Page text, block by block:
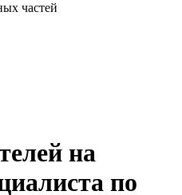
частей
на
по